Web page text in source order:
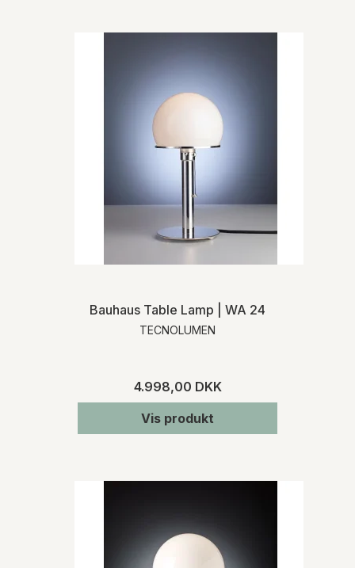
Bauhaus Table Lamp | WA 24
TECNOLUMEN
4.998,00 DKK
Vis produkt